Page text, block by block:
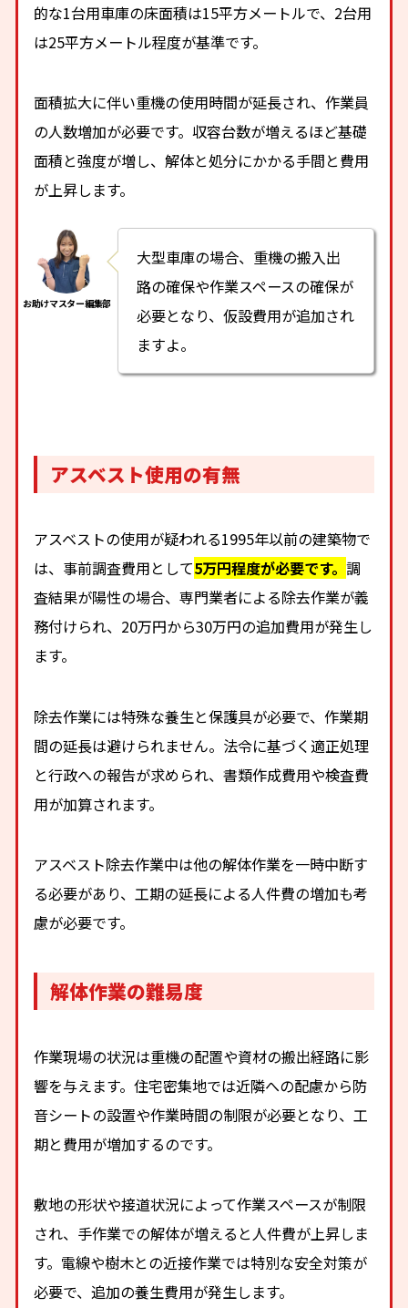
的な1台用車庫の床面積は15平方メートルで、2台用
は25平方メートル程度が基準です。
面積拡大に伴い重機の使用時間が延長され、作業員
の人数増加が必要です。収容台数が増えるほど基礎
面積と強度が増し、解体と処分にかかる手間と費用
が上昇します。
大型車庫の場合、重機の搬入出
路の確保や作業スペースの確保が
必要となり、仮設費用が追加され
ますよ。
アスベスト使用の有無
アスベストの使用が疑われる1995年以前の建築物で
は、事前調査費用として5万円程度が必要です。調
査結果が陽性の場合、専門業者による除去作業が義
務付けられ、20万円から30万円の追加費用が発生し
ます。
除去作業には特殊な養生と保護具が必要で、作業期
間の延長は避けられません。法令に基づく適正処理
と行政への報告が求められ、書類作成費用や検査費
用が加算されます。
アスベスト除去作業中は他の解体作業を一時中断す
る必要があり、工期の延長による人件費の増加も考
慮が必要です。
解体作業の難易度
作業現場の状況は重機の配置や資材の搬出経路に影
響を与えます。住宅密集地では近隣への配慮から防
音シートの設置や作業時間の制限が必要となり、工
期と費用が増加するのです。
敷地の形状や接道状況によって作業スペースが制限
され、手作業での解体が増えると人件費が上昇しま
す。電線や樹木との近接作業では特別な安全対策が
必要で、追加の養生費用が発生します。